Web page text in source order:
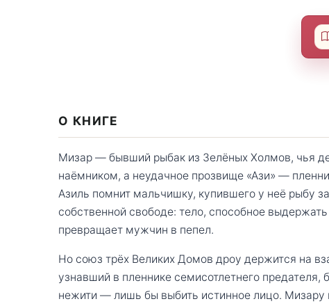
О КНИГЕ
Мизар — бывший рыбак из Зелёных Холмов, чья
наёмником, а неудачное прозвище «Ази» —
Азиль помнит мальчишку, купившего у неё рыбу
собственной свободе: тело, способное
превращает мужчин в пепел.
Но союз трёх Великих Домов дроу держится на
узнавший в пленнике семисотлетнего предателя,
нежити — лишь бы выбить истинное лицо. Мизару